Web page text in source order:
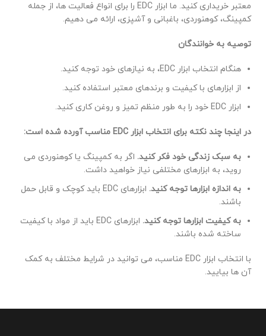
معتبر خریداری کنید. ما ابزار EDC را برای انواع فعالیت ها، از جمله
کمپینگ، کوهنوردی، باغبانی و آشپزی، ارائه می دهیم.
توصیه به خوانندگان
هنگام انتخاب ابزار EDC، به نیازهای خود توجه کنید.
از ابزارهای با کیفیت و برندهای معتبر استفاده کنید.
ابزار EDC خود را به طور منظم تمیز و روغن کاری کنید.
در اینجا چند نکته برای انتخاب ابزار EDC مناسب آورده شده است:
به سبک زندگی خود فکر کنید. اگر به کمپینگ یا کوهنوردی می
روید، به ابزارهای مختلفی نیاز خواهید داشت.
به اندازه ابزارها توجه کنید.
ابزارهای EDC باید کوچک و قابل حمل
باشند.
به کیفیت ابزارها توجه کنید.
ابزارهای EDC باید از مواد با کیفیت
ساخته شده باشند.
با انتخاب ابزار EDC مناسب، می توانید در شرایط مختلف به کمک
آن ها بیایید.